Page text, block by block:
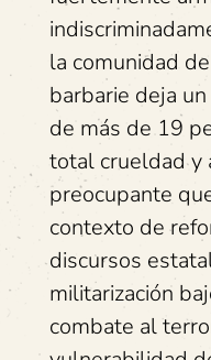
la comunidad
barbarie deja
de más de 19
total crueldad y
preocupante
contexto de
discursos
militarización
combate al